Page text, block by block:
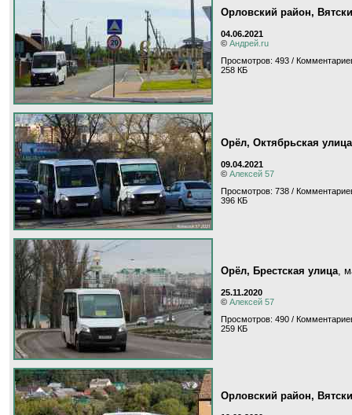
Орловский район,
04.06.2021
© Андрей.ru
Просмотров: 493 /
258 КБ
Орёл, Октябрьская улица
09.04.2021
© Алексей 57
Просмотров: 738 /
396 КБ
Орёл, Брестская улица,
25.11.2020
© Алексей 57
Просмотров: 490 /
259 КБ
Орловский район,